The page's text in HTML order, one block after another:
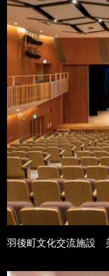
羽後町文化交流施設